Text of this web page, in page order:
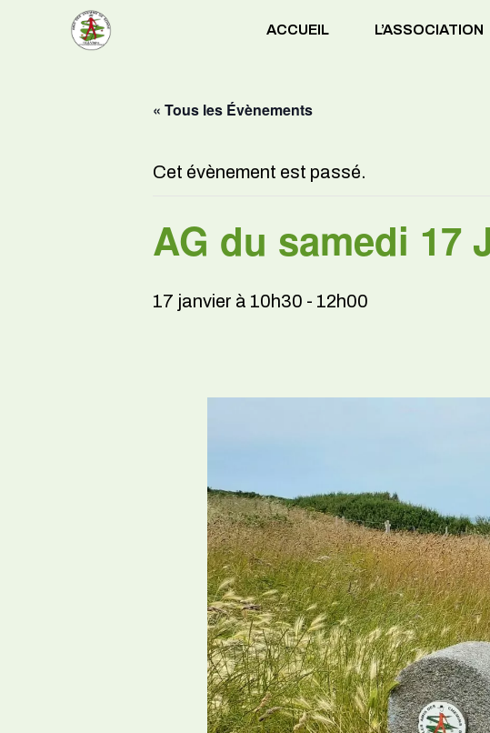
ACCUEIL L’ASSOCIATION
« Tous les Évènements
Cet évènement est passé.
AG du samedi 17
17 janvier à 10h30 - 12h00